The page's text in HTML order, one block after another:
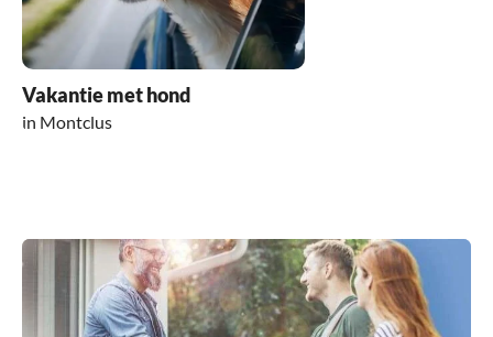
Vakantie met hond
in Montclus